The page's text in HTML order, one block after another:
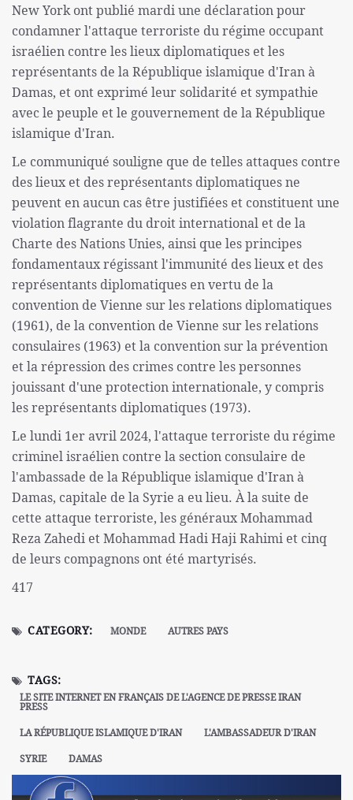
New York ont publié mardi une déclaration pour
condamner l'attaque terroriste du régime occupant
israélien contre les lieux diplomatiques et les
représentants de la République islamique d'Iran à
Damas, et ont exprimé leur solidarité et sympathie
avec le peuple et le gouvernement de la République
islamique d'Iran.
Le communiqué souligne que de telles attaques contre
des lieux et des représentants diplomatiques ne
peuvent en aucun cas être justifiées et constituent une
violation flagrante du droit international et de la
Charte des Nations Unies, ainsi que les principes
fondamentaux régissant l'immunité des lieux et des
représentants diplomatiques en vertu de la
convention de Vienne sur les relations diplomatiques
(1961), de la convention de Vienne sur les relations
consulaires (1963) et la convention sur la prévention
et la répression des crimes contre les personnes
jouissant d'une protection internationale, y compris
les représentants diplomatiques (1973).
Le lundi 1er avril 2024, l'attaque terroriste du régime
criminel israélien contre la section consulaire de
l'ambassade de la République islamique d'Iran à
Damas, capitale de la Syrie a eu lieu. À la suite de
cette attaque terroriste, les généraux Mohammad
Reza Zahedi et Mohammad Hadi Haji Rahimi et cinq
de leurs compagnons ont été martyrisés.
417
CATEGORY: MONDE AUTRES PAYS
TAGS:
LE SITE INTERNET EN FRANÇAIS DE L'AGENCE DE PRESSE IRAN
PRESS
LA RÉPUBLIQUE ISLAMIQUE D'IRAN
L'AMBASSADEUR D'IRAN
SYRIE
DAMAS